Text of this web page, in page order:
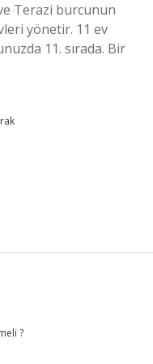
Terazi burcunun
yönetir. 11 ev
11. sırada. Bir
?